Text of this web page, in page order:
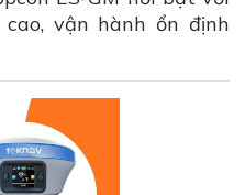
vận hành ổn định